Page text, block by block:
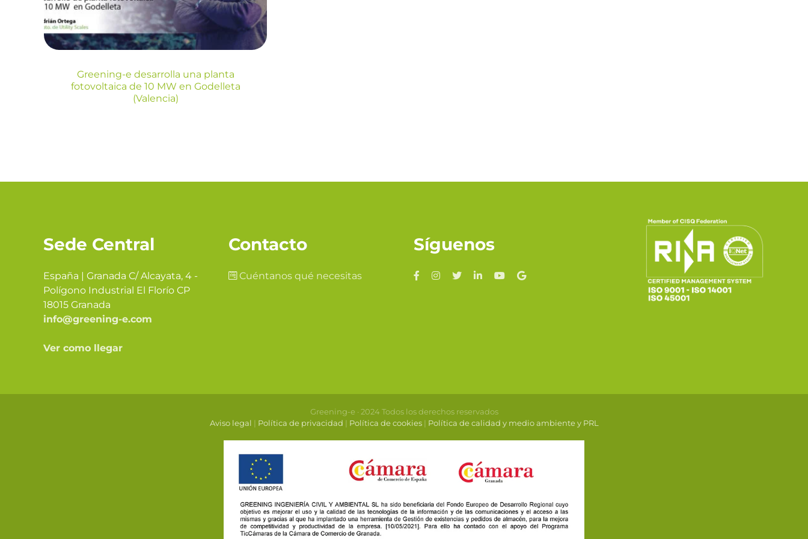
(Valencia)
Blog
Greening-e desarrolla una planta
fotovoltaica de 10 MW en Godelleta
(Valencia)
Sede Central
España | Granada C/ Alcayata, 4 -
Polígono Industrial El Florío CP
18015 Granada
info@greening-e.com
Ver como llegar
Contacto
Cuéntanos qué necesitas
Síguenos
Greening-e · 2024 Todos los derechos reservados
Aviso legal | Política de privacidad | Política de cookies| Política de calidad y medio ambiente y PRL